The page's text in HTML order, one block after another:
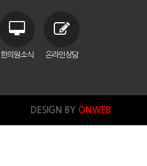
한의원소식 온라인상담
DESIGN BY ONWEB